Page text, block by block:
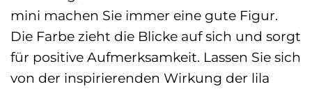
mini machen Sie immer eine gute Figur.
Die Farbe zieht die Blicke auf sich und sorgt
für positive Aufmerksamkeit. Lassen Sie sich
von der inspirierenden Wirkung der lila